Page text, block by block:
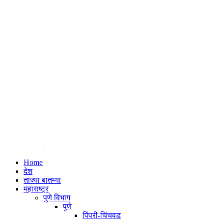
Home
देश
ताज्या बातम्या
महाराष्ट्र
पुणे विभाग
पुणे
पिंपरी-चिंचवड